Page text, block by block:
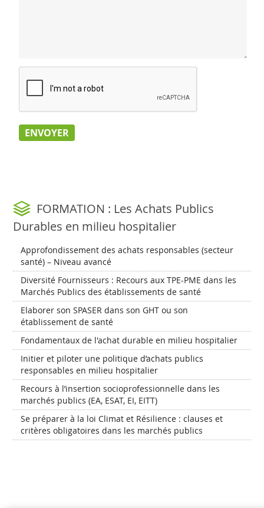
FORMATION : Les Achats Publics
Durables en milieu hospitalier
Approfondissement des achats responsables (secteur
santé) – Niveau avancé
Diversité Fournisseurs : Recours aux TPE-PME dans les
Marchés Publics des établissements de santé
Elaborer son SPASER dans son GHT ou son
établissement de santé
Fondamentaux de l'achat durable en milieu hospitalier
Initier et piloter une politique d’achats publics
responsables en milieu hospitalier
Recours à l’insertion socioprofessionnelle dans les
marchés publics (EA, ESAT, EI, EITT)
Se préparer à la loi Climat et Résilience : clauses et
critères obligatoires dans les marchés publics